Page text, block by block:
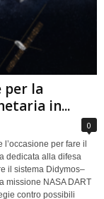
per la
in...
0
per fare il
dedicata alla difesa
il sistema Didymos–
missione NASA DART
contro possibili